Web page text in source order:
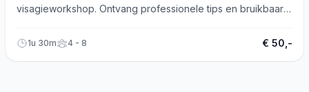
visagieworkshop. Ontvang professionele tips en bruikbaar
1u 30m 4 - 8 € 50,-